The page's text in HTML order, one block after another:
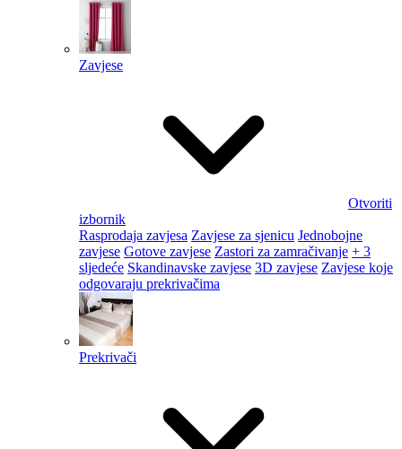
Zavjese
Otvoriti
izbornik
Rasprodaja zavjesa Zavjese za sjenicu Jednobojne
zavjese Gotove zavjese Zastori za zamračivanje + 3
sljedeće Skandinavske zavjese 3D zavjese Zavjese koje
odgovaraju prekrivačima
Prekrivači